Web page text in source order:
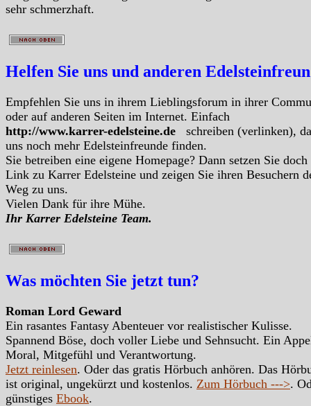
sehr schmerzhaft.
Helfen Sie uns und anderen
Empfehlen Sie uns in ihrem Lieblingsforum in ihrer
oder auf anderen Seiten im Internet. Einfach
http://www.karrer-edelsteine.de
schreiben (verlinken),
uns noch mehr Edelsteinfreunde finden.
Sie betreiben eine eigene Homepage? Dann setzen Sie doch
Link zu Karrer Edelsteine und zeigen Sie ihren Besuchern
Weg zu uns.
Vielen Dank für ihre Mühe.
Ihr Karrer Edelsteine Team.
Was möchten Sie jetzt tun?
Roman Lord Geward
Ein rasantes Fantasy Abenteuer vor realistischer Kulisse.
Spannend Böse, doch voller Liebe und Sehnsucht. Ein
Moral, Mitgefühl und Verantwortung.
Jetzt reinlesen. Oder das gratis Hörbuch anhören. Das
ist original, ungekürzt und kostenlos. Zum Hörbuch --->.
günstiges Ebook.